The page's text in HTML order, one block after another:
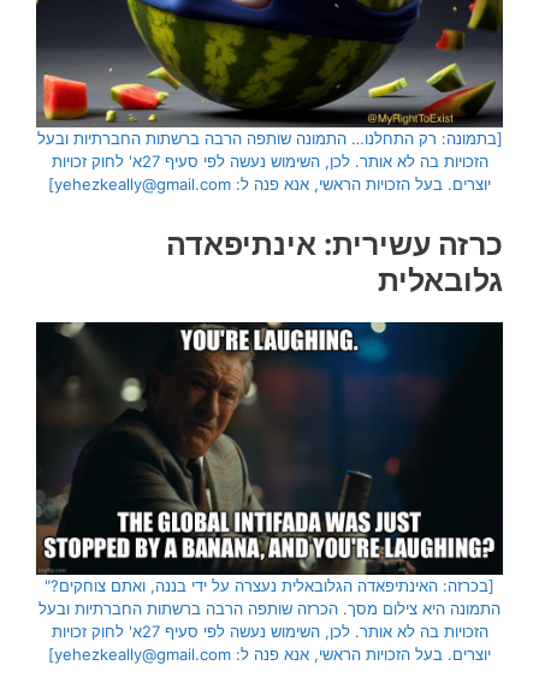
[בתמונה: רק התחלנו… התמונה שותפה הרבה ברשתות החברתיות ובעל
הזכויות בה לא אותר. לכן, השימוש נעשה לפי סעיף 27א' לחוק זכויות
יוצרים. בעל הזכויות הראשי, אנא פנה ל: yehezkeally@gmail.com]
כרזה עשירית: אינתיפאדה
גלובאלית
[בכרזה: האינתיפאדה הגלובאלית נעצרה על ידי בננה, ואתם צוחקים?"
התמונה היא צילום מסך. הכרזה שותפה הרבה ברשתות החברתיות ובעל
הזכויות בה לא אותר. לכן, השימוש נעשה לפי סעיף 27א' לחוק זכויות
יוצרים. בעל הזכויות הראשי, אנא פנה ל: yehezkeally@gmail.com]